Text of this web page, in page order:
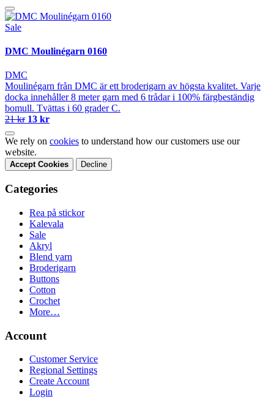
Sale
DMC Moulinégarn 0160
DMC
Moulinégarn från DMC är ett broderigarn av högsta kvalitet. Varje
docka innehåller 8 meter garn med 6 trådar i 100% färgbeständig
bomull. Tvättas i 60 grader C.
21 kr 13 kr
We rely on cookies to understand how our customers use our
website.
Accept Cookies Decline
Categories
Rea på stickor
Kalevala
Sale
Akryl
Blend yarn
Broderigarn
Buttons
Cotton
Crochet
More…
Account
Customer Service
Regional Settings
Create Account
Login